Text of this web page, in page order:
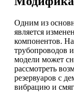
Одним из
является
компонентов.
трубопроводов
модели может
рассмотреть
резервуаров с
вибрацию и